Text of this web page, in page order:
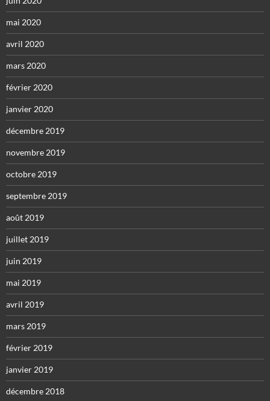
mai 2020
avril 2020
mars 2020
février 2020
janvier 2020
décembre 2019
novembre 2019
octobre 2019
septembre 2019
août 2019
juillet 2019
juin 2019
mai 2019
avril 2019
mars 2019
février 2019
janvier 2019
décembre 2018